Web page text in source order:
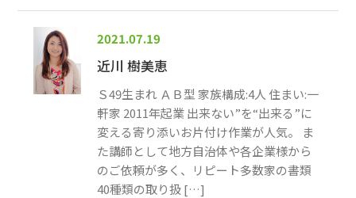
2021.07.19
近川 樹美恵
Ｓ49生まれ ＡＢ型 家族構成:4人 住まい:一
軒家 2011年起業 出来ない”を“出来る”に
変える寄り添いお片付け作業が人気。 ま
た講師として地方自治体や各企業様から
のご依頼が多く、リピート多数家の書類
40種類の取り扱 […]